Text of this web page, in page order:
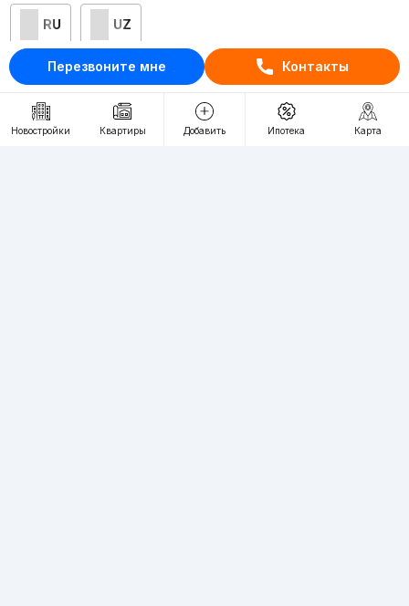
Перезвоните мне Контакты
Новостройки Квартиры Добавить Ипотека Карта
RU UZ
Контакты
О проекте
Проект компании Webnow ©